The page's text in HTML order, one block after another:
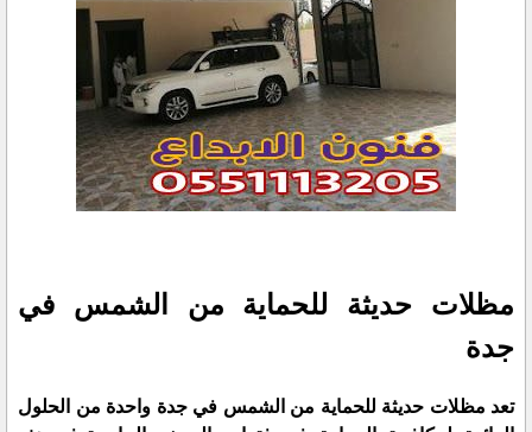
مظلات حديثة للحماية من الشمس في
جدة
تعد مظلات حديثة للحماية من الشمس في جدة واحدة من الحلول